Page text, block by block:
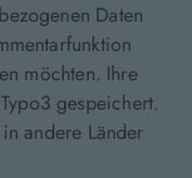
Daten
möchten. Ihre
gespeichert.
andere Länder